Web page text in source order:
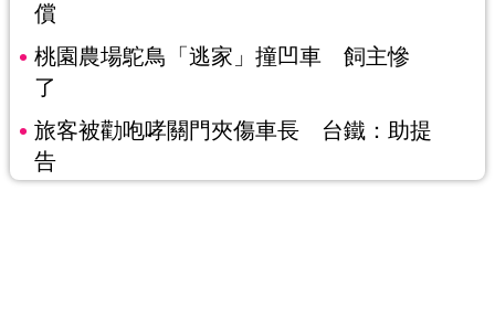
償
桃園農場鴕鳥「逃家」撞凹車 飼主慘
了
旅客被勸咆哮關門夾傷車長 台鐵：助提
告